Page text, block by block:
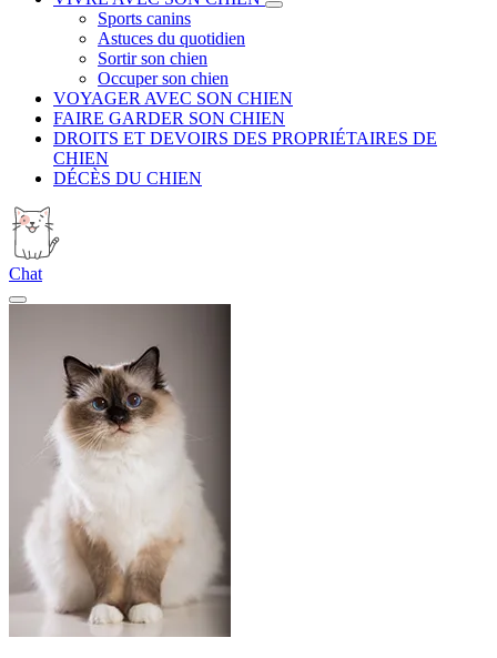
Sports canins
Astuces du quotidien
Sortir son chien
Occuper son chien
VOYAGER AVEC SON CHIEN
FAIRE GARDER SON CHIEN
DROITS ET DEVOIRS DES PROPRIÉTAIRES DE
CHIEN
DÉCÈS DU CHIEN
Chat